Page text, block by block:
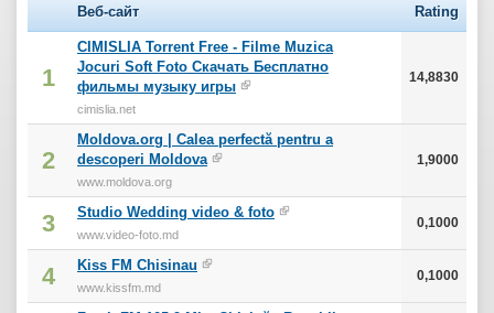
Веб-сайт Rating
1
CIMISLIA Torrent Free - Filme Muzica
Jocuri Soft Foto Скачать Бесплатно
фильмы музыку игры
cimislia.net
14,8830
2
Moldova.org | Calea perfectă pentru a
descoperi Moldova
www.moldova.org
1,9000
3 Studio Wedding video & foto
www.video-foto.md
0,1000
4 Kiss FM Chisinau
www.kissfm.md
0,1000